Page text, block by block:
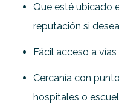
Que esté ubicado
reputación si
Fácil acceso a
Cercanía con
hospitales o